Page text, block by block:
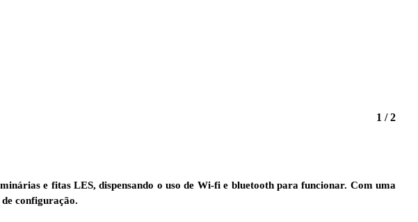
1 / 2
e fitas LES, dispensando o uso de Wi-fi e bluetooth para funcionar. Com uma
configuração.